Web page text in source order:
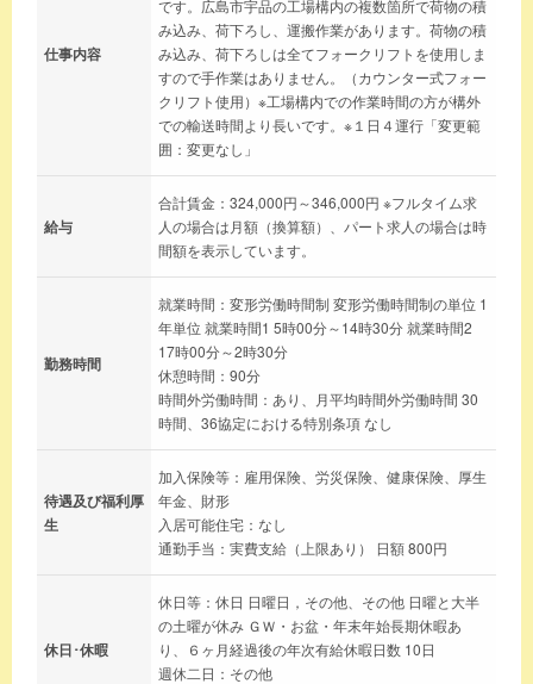
仕事内容
です。広島市宇品の工場構内の複数箇所で荷物の積
み込み、荷下ろし、運搬作業があります。荷物の積
み込み、荷下ろしは全てフォークリフトを使用しま
すので手作業はありません。（カウンター式フォー
クリフト使用）※工場構内での作業時間の方が構外
での輸送時間より長いです。※１日４運行「変更範
囲：変更なし」
給与
合計賃金：324,000円～346,000円 ※フルタイム求
人の場合は月額（換算額）、パート求人の場合は時
間額を表示しています。
勤務時間
就業時間：変形労働時間制 変形労働時間制の単位 1
年単位 就業時間1 5時00分～14時30分 就業時間2
17時00分～2時30分
休憩時間：90分
時間外労働時間：あり、月平均時間外労働時間 30
時間、36協定における特別条項 なし
待遇及び福利厚
生
加入保険等：雇用保険、労災保険、健康保険、厚生
年金、財形
入居可能住宅：なし
通勤手当：実費支給（上限あり） 日額 800円
休日･休暇
休日等：休日 日曜日，その他、その他 日曜と大半
の土曜が休み ＧＷ・お盆・年末年始長期休暇あ
り、６ヶ月経過後の年次有給休暇日数 10日
週休二日：その他